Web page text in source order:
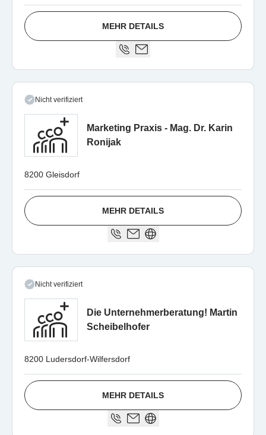
MEHR DETAILS
Nicht verifiziert
Marketing Praxis - Mag. Dr. Karin
Ronijak
8200 Gleisdorf
MEHR DETAILS
Nicht verifiziert
Die Unternehmerberatung! Martin
Scheibelhofer
8200 Ludersdorf-Wilfersdorf
MEHR DETAILS